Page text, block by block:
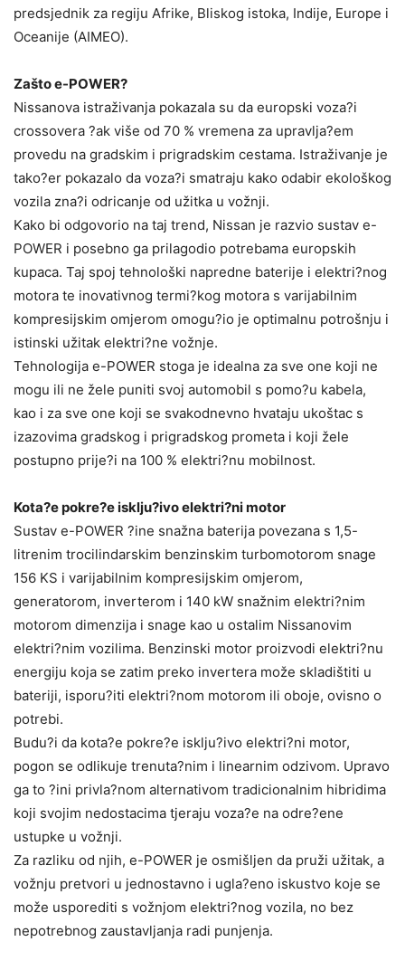
predsjednik za regiju Afrike, Bliskog istoka, Indije, Europe i
Oceanije (AIMEO).
Zašto e-POWER?
Nissanova istraživanja pokazala su da europski voza?i
crossovera ?ak više od 70 % vremena za upravlja?em
provedu na gradskim i prigradskim cestama. Istraživanje je
tako?er pokazalo da voza?i smatraju kako odabir ekološkog
vozila zna?i odricanje od užitka u vožnji.
Kako bi odgovorio na taj trend, Nissan je razvio sustav e-
POWER i posebno ga prilagodio potrebama europskih
kupaca. Taj spoj tehnološki napredne baterije i elektri?nog
motora te inovativnog termi?kog motora s varijabilnim
kompresijskim omjerom omogu?io je optimalnu potrošnju i
istinski užitak elektri?ne vožnje.
Tehnologija e-POWER stoga je idealna za sve one koji ne
mogu ili ne žele puniti svoj automobil s pomo?u kabela,
kao i za sve one koji se svakodnevno hvataju ukoštac s
izazovima gradskog i prigradskog prometa i koji žele
postupno prije?i na 100 % elektri?nu mobilnost.
Kota?e pokre?e isklju?ivo elektri?ni motor
Sustav e-POWER ?ine snažna baterija povezana s 1,5-
litrenim trocilindarskim benzinskim turbomotorom snage
156 KS i varijabilnim kompresijskim omjerom,
generatorom, inverterom i 140 kW snažnim elektri?nim
motorom dimenzija i snage kao u ostalim Nissanovim
elektri?nim vozilima. Benzinski motor proizvodi elektri?nu
energiju koja se zatim preko invertera može skladištiti u
bateriji, isporu?iti elektri?nom motorom ili oboje, ovisno o
potrebi.
Budu?i da kota?e pokre?e isklju?ivo elektri?ni motor,
pogon se odlikuje trenuta?nim i linearnim odzivom. Upravo
ga to ?ini privla?nom alternativom tradicionalnim hibridima
koji svojim nedostacima tjeraju voza?e na odre?ene
ustupke u vožnji.
Za razliku od njih, e-POWER je osmišljen da pruži užitak, a
vožnju pretvori u jednostavno i ugla?eno iskustvo koje se
može usporediti s vožnjom elektri?nog vozila, no bez
nepotrebnog zaustavljanja radi punjenja.